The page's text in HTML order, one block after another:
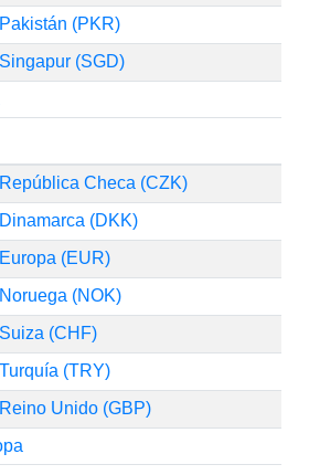
(PKR)
(SGD)
Checa (CZK)
(DKK)
(EUR)
(NOK)
(CHF)
(TRY)
Unido (GBP)